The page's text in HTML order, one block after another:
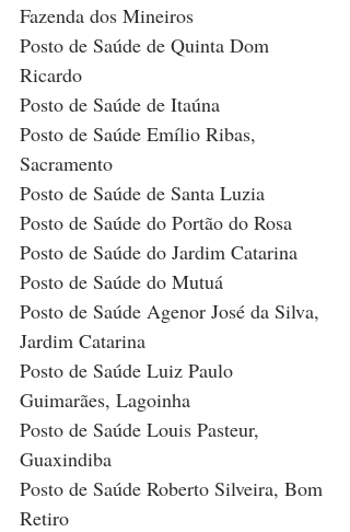
Fazenda dos Mineiros
Posto de Saúde de Quinta Dom
Ricardo
Posto de Saúde de Itaúna
Posto de Saúde Emílio Ribas,
Sacramento
Posto de Saúde de Santa Luzia
Posto de Saúde do Portão do Rosa
Posto de Saúde do Jardim Catarina
Posto de Saúde do Mutuá
Posto de Saúde Agenor José da Silva,
Jardim Catarina
Posto de Saúde Luiz Paulo
Guimarães, Lagoinha
Posto de Saúde Louis Pasteur,
Guaxindiba
Posto de Saúde Roberto Silveira, Bom
Retiro